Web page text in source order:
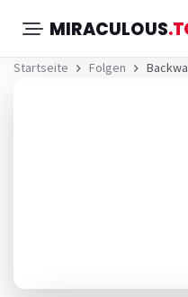
MIRACULOUS
Startseite Folgen